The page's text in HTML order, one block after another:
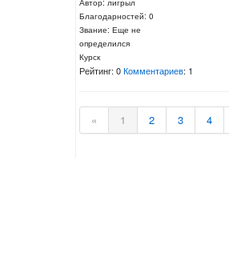
Автор: лигрыл
Благодарностей: 0
Звание: Еще не
определился
Курск
Рейтинг: 0Комментариев: 1
« 1 2 3 4